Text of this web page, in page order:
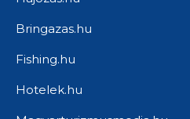
Bringazas.hu
Fishing.hu
Hotelek.hu